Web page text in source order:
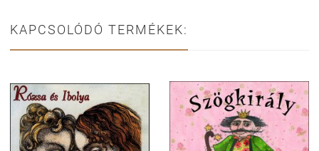
KAPCSOLÓDÓ TERMÉKEK: